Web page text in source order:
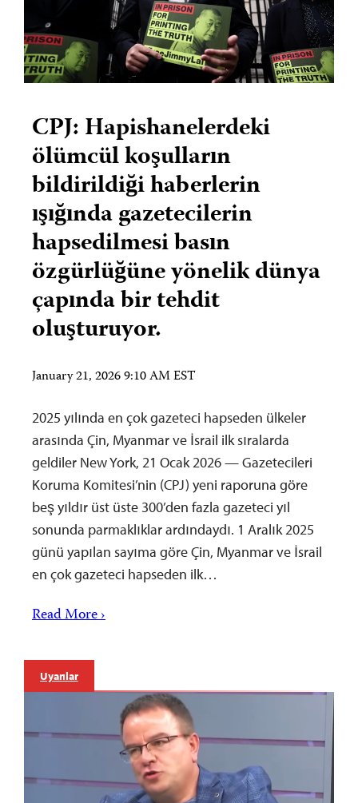
CPJ: Hapishanelerdeki
ölümcül koşulların
bildirildiği haberlerin
ışığında gazetecilerin
hapsedilmesi basın
özgürlüğüne yönelik dünya
çapında bir tehdit
oluşturuyor.
January 21, 2026 9:10 AM EST
2025 yılında en çok gazeteci hapseden ülkeler
arasında Çin, Myanmar ve İsrail ilk sıralarda
geldiler New York, 21 Ocak 2026 — Gazetecileri
Koruma Komitesi’nin (CPJ) yeni raporuna göre
beş yıldır üst üste 300’den fazla gazeteci yıl
sonunda parmaklıklar ardındaydı. 1 Aralık 2025
günü yapılan sayıma göre Çin, Myanmar ve İsrail
en çok gazeteci hapseden ilk…
Read More ›
Uyarılar